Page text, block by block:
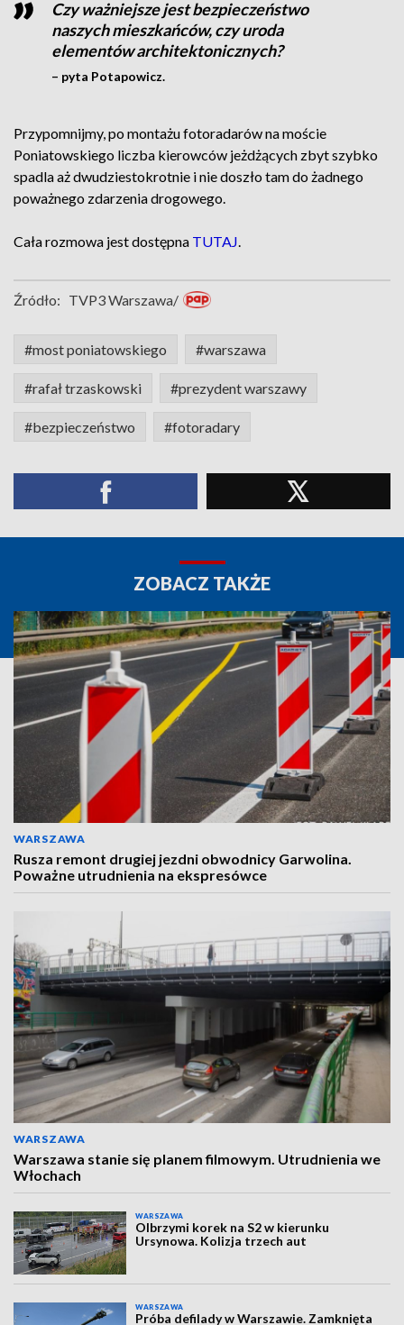
Czy ważniejsze jest bezpieczeństwo
naszych mieszkańców, czy uroda
elementów architektonicznych?
– pyta Potapowicz.
Przypomnijmy, po montażu fotoradarów na moście
Poniatowskiego liczba kierowców jeżdżących zbyt szybko
spadla aż dwudziestokrotnie i nie doszło tam do żadnego
poważnego zdarzenia drogowego.
Cała rozmowa jest dostępna TUTAJ.
Źródło: TVP3 Warszawa/
#most poniatowskiego #warszawa
#rafał trzaskowski #prezydent warszawy
#bezpieczeństwo #fotoradary
ZOBACZ TAKŻE
WARSZAWA
Rusza remont drugiej jezdni obwodnicy Garwolina.
Poważne utrudnienia na ekspresówce
WARSZAWA
Warszawa stanie się planem filmowym. Utrudnienia we
Włochach
WARSZAWA
Olbrzymi korek na S2 w kierunku
Ursynowa. Kolizja trzech aut
WARSZAWA
Próba defilady w Warszawie. Zamknięta